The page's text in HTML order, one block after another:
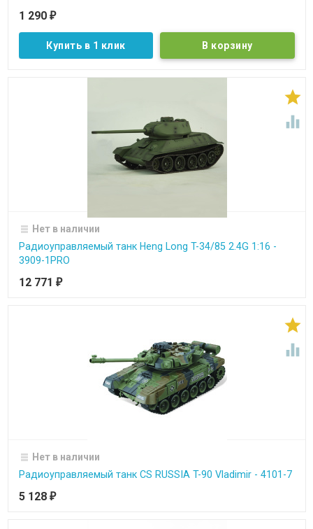
1 290 ₽
Купить в 1 клик


Нет в наличии
Радиоуправляемый танк Heng Long T-34/85 2.4G 1:16 -
3909-1PRO
12 771 ₽


Нет в наличии
Радиоуправляемый танк CS RUSSIA T-90 Vladimir - 4101-7
5 128 ₽